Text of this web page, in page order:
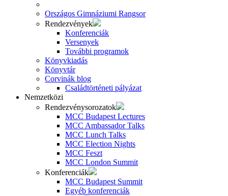
Országos Gimnáziumi Rangsor
Rendezvények
Konferenciák
Versenyek
További programok
Könyvkiadás
Könyvtár
Corvinák blog
Családtörténeti pályázat
Nemzetközi
Rendezvénysorozatok
MCC Budapest Lectures
MCC Ambassador Talks
MCC Lunch Talks
MCC Election Nights
MCC Feszt
MCC London Summit
Konferenciák
MCC Budapest Summit
Egyéb konferenciák